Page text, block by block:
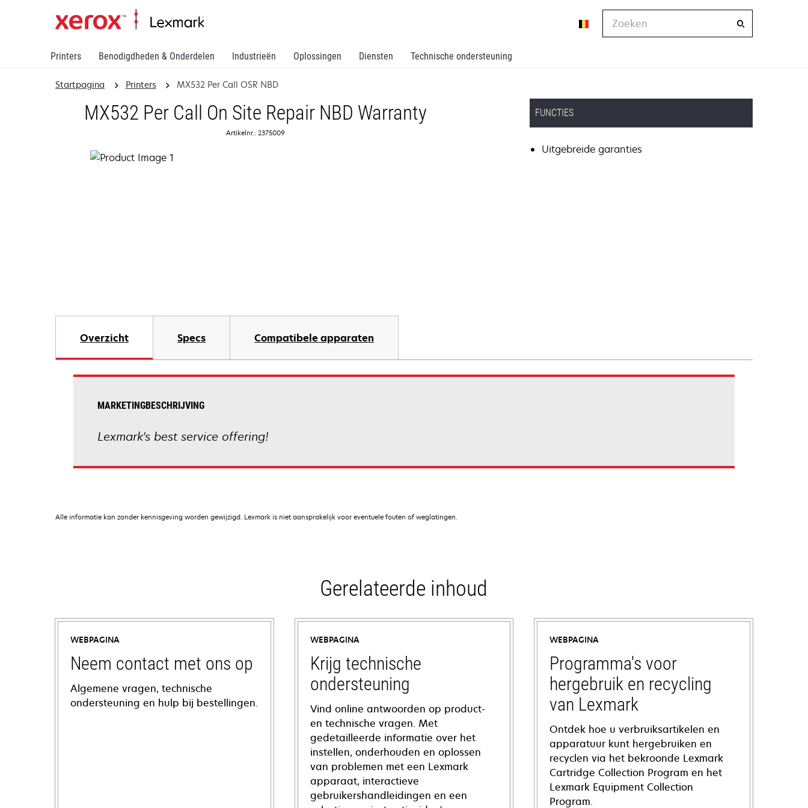
Printers Benodigdheden & Onderdelen Industrieën Oplossingen Diensten Technische ondersteuning
Zoeken
Startpagina Printers MX532 Per Call OSR NBD
MX532 Per Call On Site Repair NBD Warranty
Artikelnr.: 2375009
FUNCTIES
Uitgebreide garanties
Overzicht Specs Compatibele apparaten
MARKETINGBESCHRIJVING
Lexmark's best service offering!
Alle informatie kan zonder kennisgeving worden gewijzigd. Lexmark is niet aansprakelijk voor eventuele fouten of weglatingen.
Gerelateerde inhoud
WEBPAGINA
Neem contact met ons op
Algemene vragen, technische
ondersteuning en hulp bij bestellingen.
WEBPAGINA
Krijg technische
ondersteuning
Vind online antwoorden op product-
en technische vragen. Met
gedetailleerde informatie over het
instellen, onderhouden en oplossen
van problemen met een Lexmark
apparaat, interactieve
gebruikershandleidingen en een
WEBPAGINA
Programma's voor
hergebruik en recycling
van Lexmark
Ontdek hoe u verbruiksartikelen en
apparatuur kunt hergebruiken en
recyclen via het bekroonde Lexmark
Cartridge Collection Program en het
Lexmark Equipment Collection
Program.